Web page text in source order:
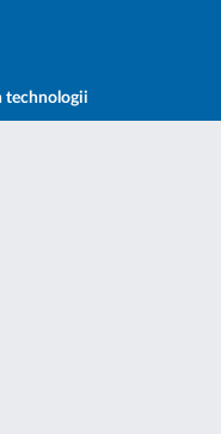
technologii